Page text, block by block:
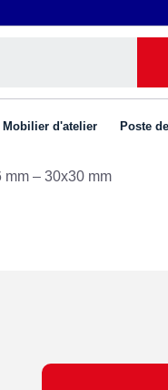
Mobilier d'atelier Poste
– 30x30 mm